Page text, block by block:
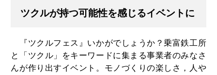
ツクルが持つ可能性を感じるイベントに
『ツクルフェス』いかがでしょうか？乗富鉄工所
と「ツクル」をキーワードに集まる事業者のみなさ
んが作り出すイベント。モノづくりの楽しさ，人や